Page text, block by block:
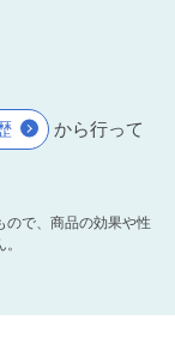
から行って
で、商品の効果や性